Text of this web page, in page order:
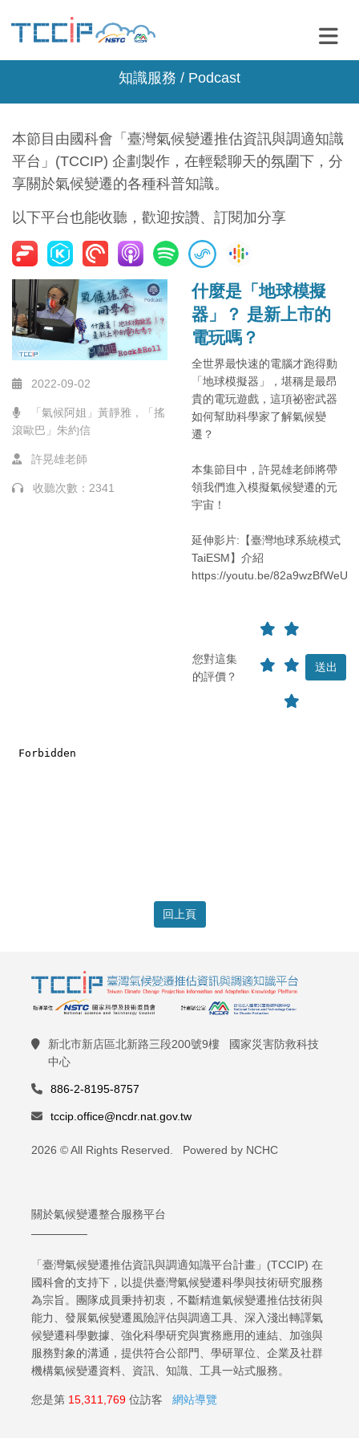
知識服務 / Podcast
本節目由國科會「臺灣氣候變遷推估資訊與調適知識
平台」(TCCIP) 企劃製作，在輕鬆聊天的氛圍下，分
享關於氣候變遷的各種科普知識。
以下平台也能收聽，歡迎按讚、訂閱加分享
2022-09-02
「氣候阿姐」黃靜雅，「搖
滾歐巴」朱約信
許晃雄老師
收聽次數：2341
什麼是「地球模擬
器」？ 是新上市的
電玩嗎？
全世界最快速的電腦才跑得動
「地球模擬器」，堪稱是最昂
貴的電玩遊戲，這項祕密武器
如何幫助科學家了解氣候變
遷？
本集節目中，許晃雄老師將帶
領我們進入模擬氣候變遷的元
宇宙！
延伸影片:【臺灣地球系統模式
TaiESM】介紹
https://youtu.be/82a9wzBfWeU
您對這集
的評價？
回上頁
新北市新店區北新路三段200號9樓 國家災害防救科技
中心
886-2-8195-8757
tccip.office@ncdr.nat.gov.tw
2026 © All Rights Reserved. Powered by NCHC
關於氣候變遷整合服務平台
「臺灣氣候變遷推估資訊與調適知識平台計畫」(TCCIP) 在
國科會的支持下，以提供臺灣氣候變遷科學與技術研究服務
為宗旨。團隊成員秉持初衷，不斷精進氣候變遷推估技術與
能力、發展氣候變遷風險評估與調適工具、深入淺出轉譯氣
候變遷科學數據、強化科學研究與實務應用的連結、加強與
服務對象的溝通，提供符合公部門、學研單位、企業及社群
機構氣候變遷資料、資訊、知識、工具一站式服務。
您是第 15,311,769 位訪客 網站導覽